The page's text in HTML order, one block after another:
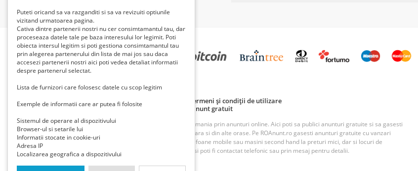
Puteti oricand sa va razganditi si sa va revizuiti optiunile
vizitand urmatoarea pagina.
Cativa dintre partenerii nostri nu cer consimtamantul tau, dar
proceseaza datele tale pe baza interesului lor legimit. Poti
obiecta intersul legitim si poti gestiona consimtamantul tau
prin alegerea partenerului din lista de mai jos sau daca
accesezi partenerii nostri aici poti vedea detaliat informatii
despre partenerul selectat.
Lista de furnizori care folosesc datele cu scop legitim
Exemple de informatii care ar putea fi folosite
Sistemul de operare al dispozitivului
Browser-ul si setarile lui
Informatii stocate in cookie-uri
Adresa IP
Localizarea geografica a dispozitivului
PARTENERII NOȘTRI
Politică de confidențialitate Politica cookie
Termeni și condiții de utilizare
Principii de publicare anunț gratuit
Cum adaug anunt gratuit
ROAnunt este o platforma de vanzare si cumparare din Romania prin anunturi online. Aici poti sa publici anunturi gratuite si sa gasesti
oferte foarte bune din Bucuresti, Iasi, Cluj, Craiova, Timisoara si din alte orase. Pe ROAnunt.ro gasesti anunturi gratuite cu vanzari
imobiliare, inchirieri imobiliare, vanzari case, terenuri, telefoane mobile sau masini second hand la preturi mici, dar si locuri de
munca. Cu ROAnunt adaugi anunturi gratuite foarte rapid si poti fi contactat telefonic sau prin mesaj pentru detalii.